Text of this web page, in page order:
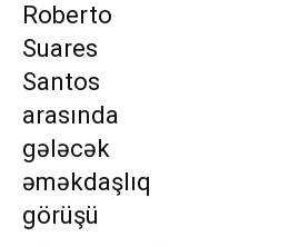
Roberto
Suares
Santos
arasında
gələcək
əməkdaşlıq
görüşü